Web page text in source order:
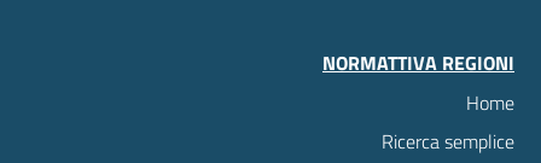
NORMATTIVA REGIONI
Home
Ricerca semplice